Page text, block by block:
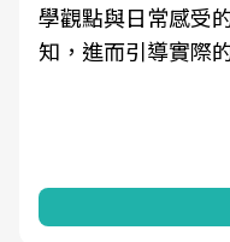
學觀點與日常感受
知，進而引導實際